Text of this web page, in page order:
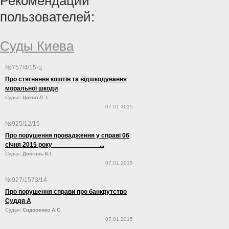
пользователей:
Суды Киева
№757/4/15-ц
Про стягнення коштів та відшкодування
моральної шкоди
Судья: Цокол Л. І.
07.01.2015
№925/12/15
Про порушення провадження у справі 06
січня 2015 року ...
Судья: Довгань К.І.
07.01.2015
№927/1573/14
Про порушення справи про банкрутство
Суддя А
Судья: Сидоренко А.С.
07.01.2015